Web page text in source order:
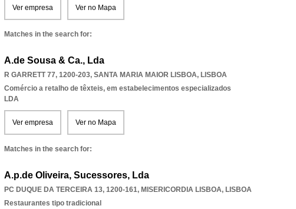
Ver empresa Ver no Mapa
Matches in the search for:
A.de Sousa & Ca., Lda
R GARRETT 77, 1200-203, SANTA MARIA MAIOR LISBOA, LISBOA
Comércio a retalho de têxteis, em estabelecimentos especializados
LDA
Ver empresa Ver no Mapa
Matches in the search for:
A.p.de Oliveira, Sucessores, Lda
PC DUQUE DA TERCEIRA 13, 1200-161, MISERICORDIA LISBOA, LISBOA
Restaurantes tipo tradicional